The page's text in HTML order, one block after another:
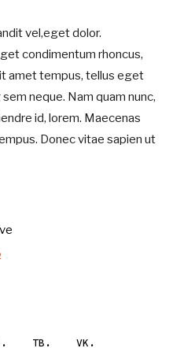
vel,eget dolor.
condimentum rhoncus,
amet tempus, tellus eget
neque. Nam quam nunc,
id, lorem. Maecenas
Donec vitae sapien ut
TB VK